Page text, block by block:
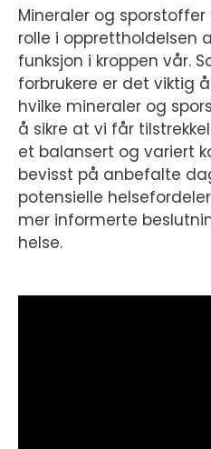
Mineraler og
rolle i opprettholdelsen
funksjon i kroppen vår.
forbrukere er det viktig
hvilke mineraler og
å sikre at vi får
et balansert og variert
bevisst på anbefalte
potensielle
mer informerte
helse.